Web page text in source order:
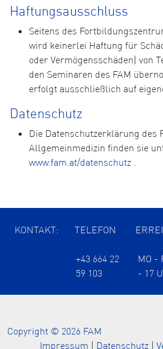
Haftungsausschluss
Seitens des
wird keinerlei Haftung für
oder Vermögensschäden) von
den Seminaren des FAM
erfolgt ausschließlich auf
Datenschutz
Die Datenschutzerklärung des
Allgemeinmedizin finden sie
www.fam.at/datenschutz .
KONTAKT: TELEFON
+43 664 22
59 103
MO -
- 17
Copyright © 2026 FAM
Impressum
Datenschutz